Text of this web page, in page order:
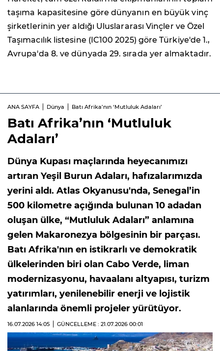
taşıma kapasitesine göre dünyanın en büyük vinç
şirketlerinin yer aldığı Uluslararası Vinçler ve Özel
Taşımacılık listesine (IC100 2025) göre Türkiye'de 1.,
Avrupa'da 8. ve dünyada 29. sırada yer almaktadır.
ANA SAYFA Dünya Batı Afrika’nın ‘Mutluluk Adaları’
Batı Afrika’nın ‘Mutluluk
Adaları’
Dünya Kupası maçlarında heyecanımızı
artıran Yeşil Burun Adaları, hafızalarımızda
yerini aldı. Atlas Okyanusu'nda, Senegal’in
500 kilometre açığında bulunan 10 adadan
oluşan ülke, “Mutluluk Adaları” anlamına
gelen Makaronezya bölgesinin bir parçası.
Batı Afrika'nın en istikrarlı ve demokratik
ülkelerinden biri olan Cabo Verde, liman
modernizasyonu, havaalanı altyapısı, turizm
yatırımları, yenilenebilir enerji ve lojistik
alanlarında önemli projeler yürütüyor.
16.07.2026 14:05 GÜNCELLEME : 21.07.2026 00:01